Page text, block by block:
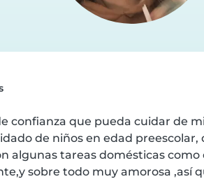
confianza que pueda cuidar de
de niños en edad preescolar,
algunas tareas domésticas como
sobre todo muy amorosa ,así